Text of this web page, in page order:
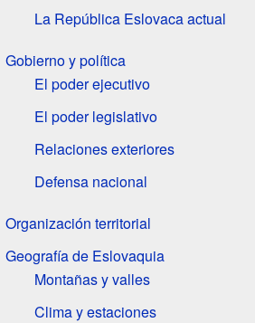
La República Eslovaca actual
Gobierno y política
El poder ejecutivo
El poder legislativo
Relaciones exteriores
Defensa nacional
Organización territorial
Geografía de Eslovaquia
Montañas y valles
Clima y estaciones